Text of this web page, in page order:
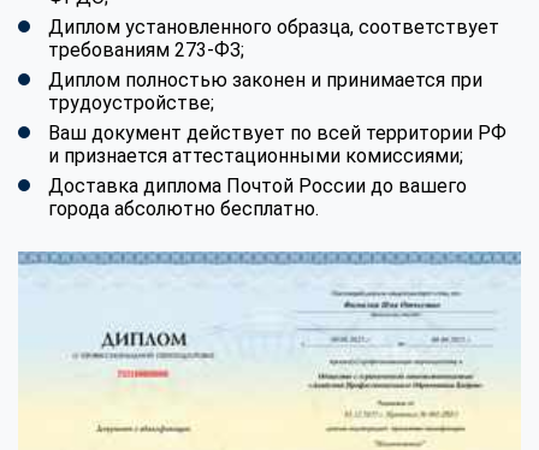
Диплом установленного образца, соответствует
требованиям 273-ФЗ;
Диплом полностью законен и принимается при
трудоустройстве;
Ваш документ действует по всей территории РФ
и признается аттестационными комиссиями;
Доставка диплома Почтой России до вашего
города абсолютно бесплатно.